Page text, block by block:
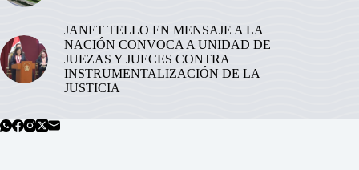
JANET TELLO EN MENSAJE A LA
NACIÓN CONVOCA A UNIDAD DE
JUEZAS Y JUECES CONTRA
INSTRUMENTALIZACIÓN DE LA
JUSTICIA